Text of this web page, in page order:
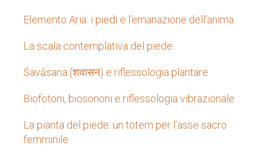
Elemento Aria: i piedi e l’emanazione dell’anima
La scala contemplativa del piede
Śavāsana (शवासन) e riflessologia plantare
Biofotoni, biosononi e riflessologia vibrazionale
La pianta del piede: un totem per l’asse sacro
femminile